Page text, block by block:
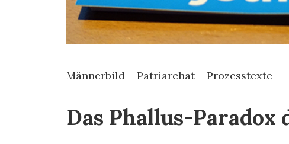
Männerbild – Patriarchat – Prozesstexte
Das Phallus-Paradox